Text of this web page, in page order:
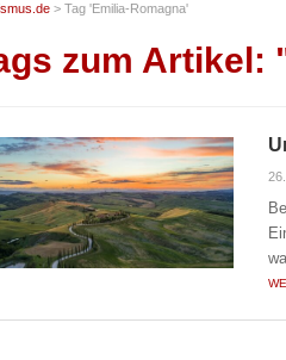
> Tag 'Emilia-Romagna'
zum Artikel: